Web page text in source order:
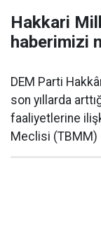
Hakkari
haberimizi
DEM Parti
son yıllarda
faaliyetlerine
Meclisi (TBMM)